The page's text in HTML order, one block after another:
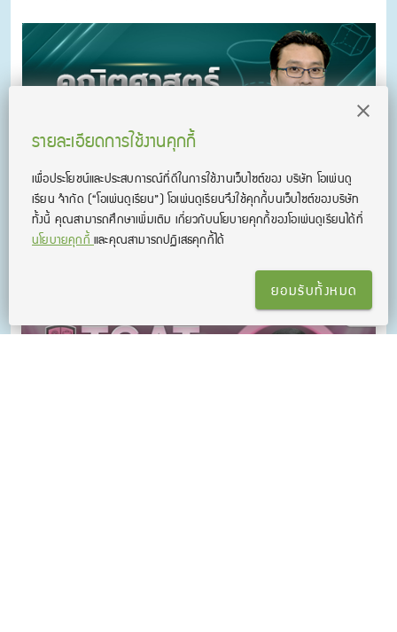
คณิตศาสตร์ ประยุกต์ 1 A-Level
รายละเอียดการใช้งานคุกกี้
เพื่อประโยชน์และประสบการณ์ที่ดีในการใช้งานเว็บไซต์ของ บริษัท โอเพ่นดู
เรียน จํากัด (“โอเพ่นดูเรียน”)โอเพ่นดูเรียนจึงใช้คุกกี้บนเว็บไซต์ของบริษัท
ทั้งนี้ คุณสามารถศึกษาเพิ่มเติม เกี่ยวกับนโยบายคุกกี้ของโอเพ่นดูเรียนได้ที่
นโยบายคุกกี้และคุณสามารถปฏิเสธคุกกี้ได้
ยอมรับทั้งหมด